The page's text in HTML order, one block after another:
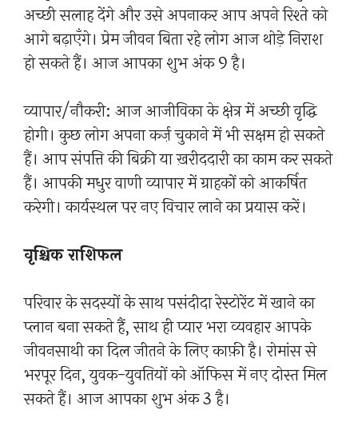
अच्छी सलाह देंगे और उसे अपनाकर आप अपने रिश्ते को
आगे बढ़ाएँगे। प्रेम जीवन बिता रहे लोग आज थोड़े निराश
हो सकते हैं। आज आपका शुभ अंक 9 है।
व्यापार/नौकरी: आज आजीविका के क्षेत्र में अच्छी वृद्धि
होगी। कुछ लोग अपना कर्ज़ चुकाने में भी सक्षम हो सकते
हैं। आप संपत्ति की बिक्री या ख़रीददारी का काम कर सकते
हैं। आपकी मधुर वाणी व्यापार में ग्राहकों को आकर्षित
करेगी। कार्यस्थल पर नए विचार लाने का प्रयास करें।
वृश्चिक राशिफल
परिवार के सदस्यों के साथ पसंदीदा रेस्टोरेंट में खाने का
प्लान बना सकते हैं, साथ ही प्यार भरा व्यवहार आपके
जीवनसाथी का दिल जीतने के लिए काफ़ी है। रोमांस से
भरपूर दिन, युवक-युवतियों को ऑफिस में नए दोस्त मिल
सकते हैं। आज आपका शुभ अंक 3 है।